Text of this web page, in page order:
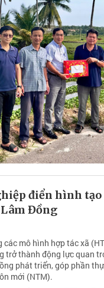
điển hình
Đồng
các mô hình hợp tác xã
trở thành động lực quan
phát triển, góp phần
mới (NTM).